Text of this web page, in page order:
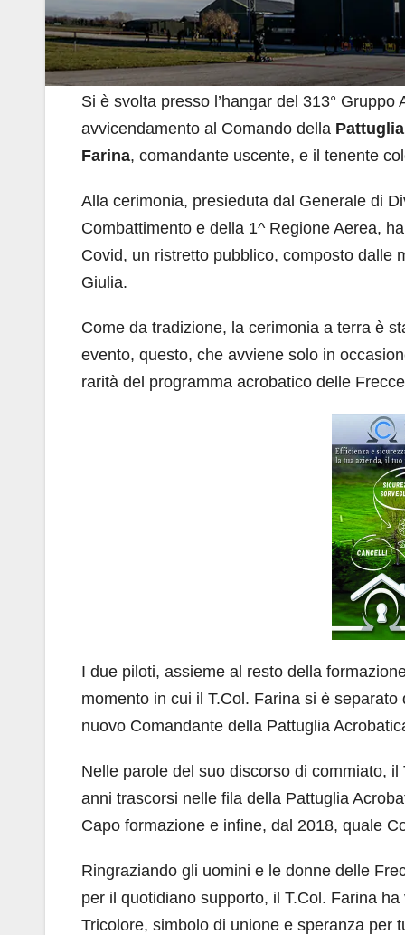
Si è svolta presso l’hangar del 313°
avvicendamento al Comando della
Farina, comandante uscente, e il tenente
Alla cerimonia, presieduta dal Generale di
Combattimento e della 1^ Regione Aerea,
Covid, un ristretto pubblico, composto dalle
Giulia.
Come da tradizione, la cerimonia a terra è
evento, questo, che avviene solo in
rarità del programma acrobatico delle
I due piloti, assieme al resto della
momento in cui il T.Col. Farina si è
nuovo Comandante della Pattuglia
Nelle parole del suo discorso di commiato,
anni trascorsi nelle fila della Pattuglia
Capo formazione e infine, dal 2018, quale
Ringraziando gli uomini e le donne delle
per il quotidiano supporto, il T.Col. Farina
Tricolore, simbolo di unione e speranza per